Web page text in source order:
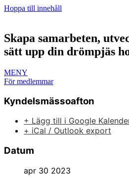
Hoppa till innehåll
Skapa samarbeten,
sätt upp din drömpjäs
MENY
För medlemmar
Kyndelsmässoafton
+ Lägg till i Google
+ iCal / Outlook export
Datum
apr 30 2023